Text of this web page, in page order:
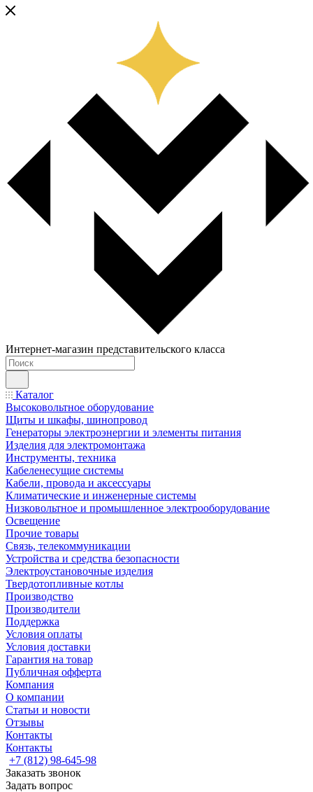
Интернет-магазин представительского класса
Каталог
Высоковольтное оборудование
Щиты и шкафы, шинопровод
Генераторы электроэнергии и элементы питания
Изделия для электромонтажа
Инструменты, техника
Кабеленесущие системы
Кабели, провода и аксессуары
Климатические и инженерные системы
Низковольтное и промышленное электрооборудование
Освещение
Прочие товары
Связь, телекоммуникации
Устройства и средства безопасности
Электроустановочные изделия
Твердотопливные котлы
Производство
Производители
Поддержка
Условия оплаты
Условия доставки
Гарантия на товар
Публичная офферта
Компания
О компании
Статьи и новости
Отзывы
Контакты
Контакты
+7 (812) 98-645-98
Заказать звонок
Задать вопрос